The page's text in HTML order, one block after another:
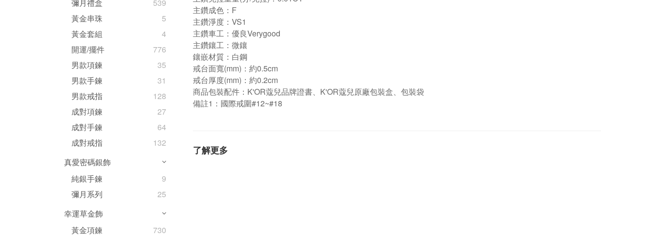
彌月禮盒
539
黃金串珠
5
黃金套組
4
開運/擺件
776
男款項鍊
35
男款手鍊
31
男款戒指
128
成對項鍊
27
成對手鍊
64
成對戒指
132
真愛密碼銀飾
純銀手鍊
9
彌月系列
25
幸運草金飾
黃金項鍊
730
主鑽成色：F
主鑽淨度：VS1
主鑽車工：優良Verygood
主鑽鑲工：微鑲
鑲嵌材質：白鋼
戒台面寬(mm)：約0.5cm
戒台厚度(mm)：約0.2cm
商品包裝配件：K'OR蔻兒品牌證書、K'OR蔻兒原廠包裝盒、包裝袋
備註1：國際戒圍#12~#18
了解更多